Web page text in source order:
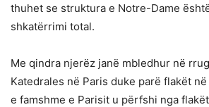
thuhet se struktura e Notre-Dame
shkatërrimi total.
Me qindra njerëz janë mbledhur në
Katedrales në Paris duke parë flakët
e famshme e Parisit u përfshi nga